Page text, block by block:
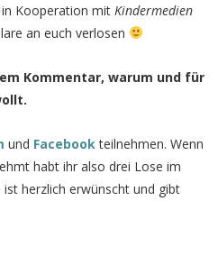
Kooperation mit Kindermedien
an euch verlosen
Kommentar, warum und für
und Facebook teilnehmen. Wenn
habt ihr also drei Lose im
herzlich erwünscht und gibt